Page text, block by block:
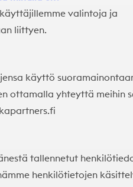
valintoja ja
liittyen.
käyttö
ottamalla yhteyttä meihin
tallennetut
henkilötietojen